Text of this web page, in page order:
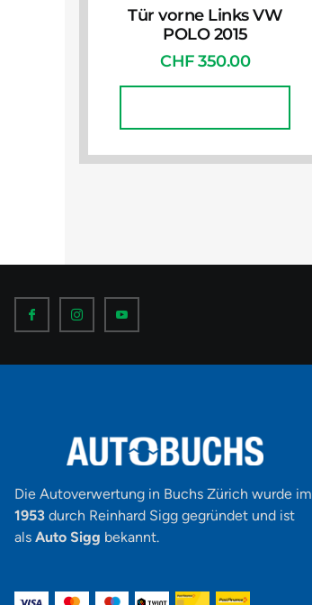
Tür vorne Links VW
POLO 2015
CHF350.00
I
c
o
n
I
c
o
n
a
m
I
c
n
-
Die Autoverwertung in Buchs Zürich wurde im
1953 durch Reinhard Sigg gegründet und ist
als Auto Sigg bekannt.